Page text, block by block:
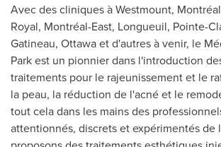
Avec des cliniques àWestmount,
Royal, Montréal-East, Longueuil, Pointe-
Gatineau, Ottawaet d'autres à venir, le
Parkest un pionnier dans l'introduction
traitements pour le rajeunissement et le
la peau, la réduction de l'acné et le
tout cela dans les mains des
attentionnés, discrets et expérimentés de